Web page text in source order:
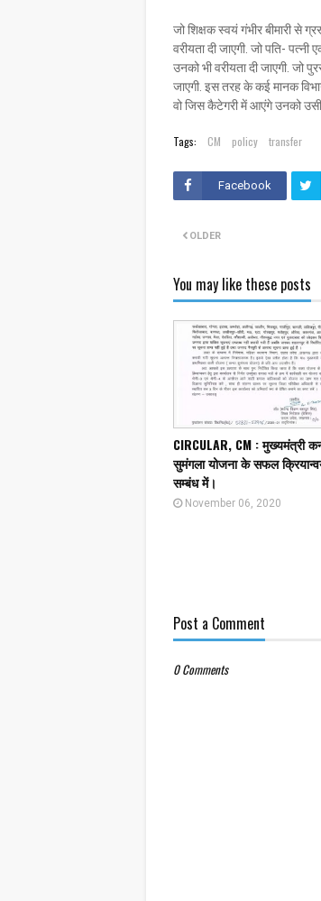
जो शिक्षक स्वयं गंभीर बीमारी से
वरीयता दी जाएगी. जो पति-
उनको भी वरीयता दी जाएगी. जो
जाएगी. इस तरह के कई मानक
वो जिस कैटेगरी में आएंगे उनको
Tags: CM policy transfer
Facebook
OLDER
You may like these posts
CIRCULAR, CM : मुख्यमंत्री
सुमंगला योजना के सफल
सम्बंध में।
November 06, 2020
Post a Comment
0 Comments